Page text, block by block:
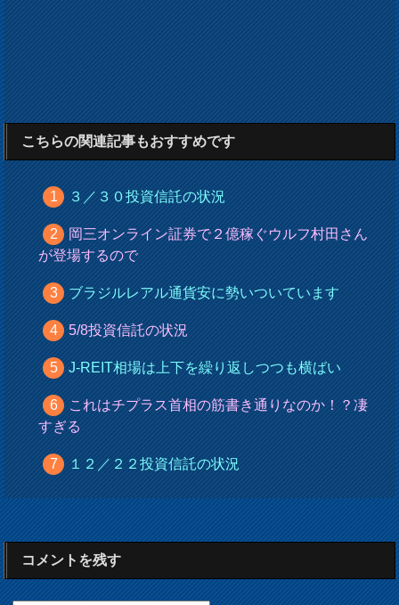
こちらの関連記事もおすすめです
３／３０投資信託の状況
岡三オンライン証券で２億稼ぐウルフ村田さん
が登場するので
ブラジルレアル通貨安に勢いついています
5/8投資信託の状況
J-REIT相場は上下を繰り返しつつも横ばい
これはチプラス首相の筋書き通りなのか！？凄
すぎる
１２／２２投資信託の状況
コメントを残す